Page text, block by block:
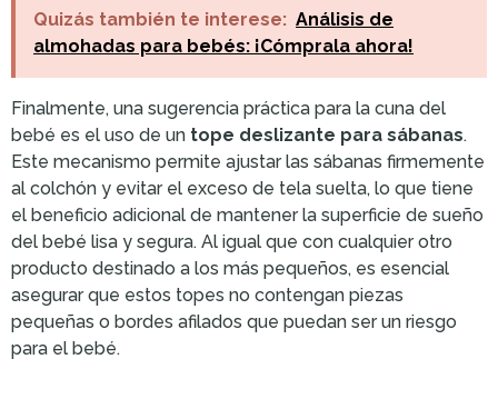
Quizás también te interese: Análisis de
almohadas para bebés: ¡Cómprala ahora!
Finalmente, una sugerencia práctica para la cuna del
bebé es el uso de un tope deslizante para sábanas.
Este mecanismo permite ajustar las sábanas firmemente
al colchón y evitar el exceso de tela suelta, lo que tiene
el beneficio adicional de mantener la superficie de sueño
del bebé lisa y segura. Al igual que con cualquier otro
producto destinado a los más pequeños, es esencial
asegurar que estos topes no contengan piezas
pequeñas o bordes afilados que puedan ser un riesgo
para el bebé.